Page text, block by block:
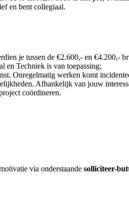
en bent collegiaal.
je tussen de €2.600,- en €4.200,-
en Techniek is van toepassing;
Onregelmatig werken komt
Afhankelijk van jouw
coördineren.
via onderstaande solliciteer-